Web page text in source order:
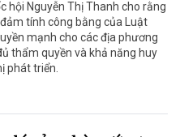
hội Nguyễn Thị Thanh cho rằng
tính công bằng của Luật
mạnh cho các địa phương
thẩm quyền và khả năng huy
phát triển.